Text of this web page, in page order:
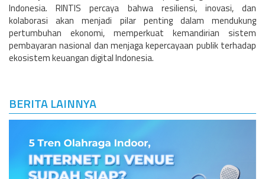
Indonesia. RINTIS percaya bahwa resiliensi, inovasi, dan
kolaborasi akan menjadi pilar penting dalam mendukung
pertumbuhan ekonomi, memperkuat kemandirian sistem
pembayaran nasional dan menjaga kepercayaan publik terhadap
ekosistem keuangan digital Indonesia.
BERITA LAINNYA